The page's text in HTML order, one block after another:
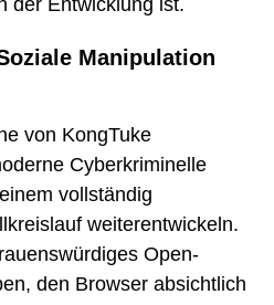
der Entwicklung ist.
Manipulation
von KongTuke
Cyberkriminelle
vollständig
weiterentwickeln.
Open-
den Browser absichtlich